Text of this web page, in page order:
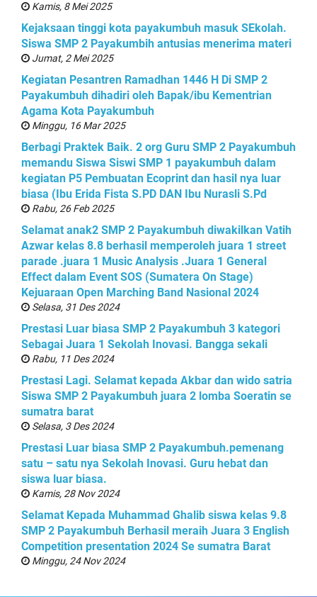
Kamis, 8 Mei 2025
Kejaksaan tinggi kota payakumbuh masuk SEkolah.
Siswa SMP 2 Payakumbih antusias menerima materi
Jumat, 2 Mei 2025
Kegiatan Pesantren Ramadhan 1446 H Di SMP 2
Payakumbuh dihadiri oleh Bapak/ibu Kementrian
Agama Kota Payakumbuh
Minggu, 16 Mar 2025
Berbagi Praktek Baik. 2 org Guru SMP 2 Payakumbuh
memandu Siswa Siswi SMP 1 payakumbuh dalam
kegiatan P5 Pembuatan Ecoprint dan hasil nya luar
biasa (Ibu Erida Fista S.PD DAN Ibu Nurasli S.Pd
Rabu, 26 Feb 2025
Selamat anak2 SMP 2 Payakumbuh diwakilkan Vatih
Azwar kelas 8.8 berhasil memperoleh juara 1 street
parade .juara 1 Music Analysis .Juara 1 General
Effect dalam Event SOS (Sumatera On Stage)
Kejuaraan Open Marching Band Nasional 2024
Selasa, 31 Des 2024
Prestasi Luar biasa SMP 2 Payakumbuh 3 kategori
Sebagai Juara 1 Sekolah Inovasi. Bangga sekali
Rabu, 11 Des 2024
Prestasi Lagi. Selamat kepada Akbar dan wido satria
Siswa SMP 2 Payakumbuh juara 2 lomba Soeratin se
sumatra barat
Selasa, 3 Des 2024
Prestasi Luar biasa SMP 2 Payakumbuh.pemenang
satu – satu nya Sekolah Inovasi. Guru hebat dan
siswa luar biasa.
Kamis, 28 Nov 2024
Selamat Kepada Muhammad Ghalib siswa kelas 9.8
SMP 2 Payakumbuh Berhasil meraih Juara 3 English
Competition presentation 2024 Se sumatra Barat
Minggu, 24 Nov 2024